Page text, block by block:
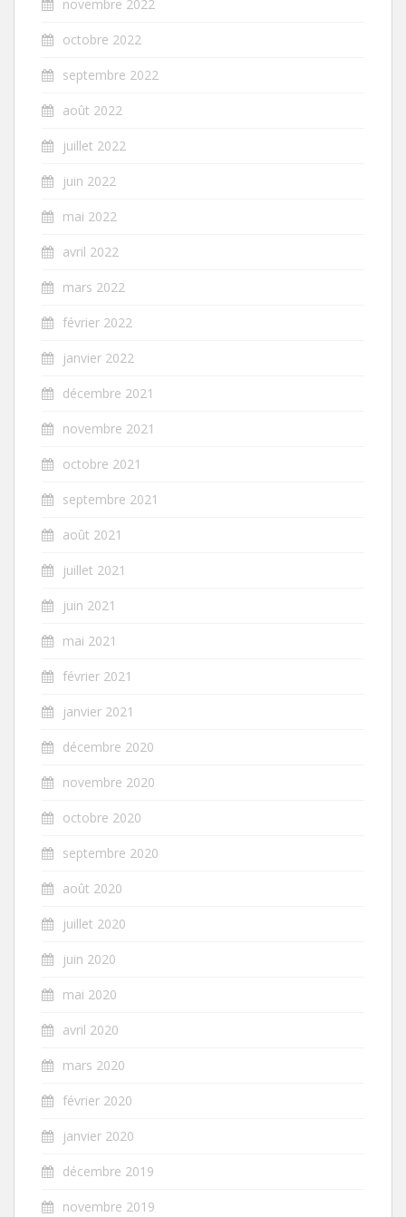
novembre 2022
octobre 2022
septembre 2022
août 2022
juillet 2022
juin 2022
mai 2022
avril 2022
mars 2022
février 2022
janvier 2022
décembre 2021
novembre 2021
octobre 2021
septembre 2021
août 2021
juillet 2021
juin 2021
mai 2021
février 2021
janvier 2021
décembre 2020
novembre 2020
octobre 2020
septembre 2020
août 2020
juillet 2020
juin 2020
mai 2020
avril 2020
mars 2020
février 2020
janvier 2020
décembre 2019
novembre 2019